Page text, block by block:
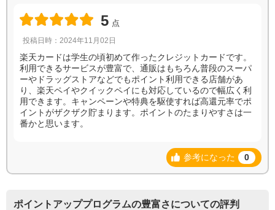
5 点
投稿日時：2024年11月02日
楽天カードは学生の頃初めて作ったクレジットカードです。
利用できるサービスが豊富で、通販はもちろん普段のスーパ
ーやドラッグストアなどでもポイント利用できる店舗があ
り、楽天ペイやクイックペイにも対応しているので幅広く利
用できます。キャンペーンや特典を駆使すれば高還元率でポ
イントがザクザク貯まります。ポイントのたまりやすさは一
番かと思います。
参考になった 0
ポイントアッププログラムの豊富さについての評判